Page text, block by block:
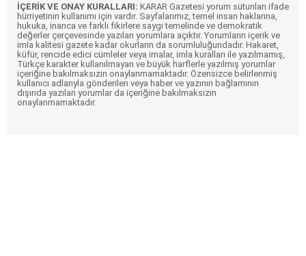
İÇERİK VE ONAY KURALLARI: KARAR Gazetesi yorum sütunları ifade
hürriyetinin kullanımı için vardır. Sayfalarımız, temel insan haklarına,
hukuka, inanca ve farklı fikirlere saygı temelinde ve demokratik
değerler çerçevesinde yazılan yorumlara açıktır. Yorumların içerik ve
imla kalitesi gazete kadar okurların da sorumluluğundadır. Hakaret,
küfür, rencide edici cümleler veya imalar, imla kuralları ile yazılmamış,
Türkçe karakter kullanılmayan ve büyük harflerle yazılmış yorumlar
içeriğine bakılmaksızın onaylanmamaktadır. Özensizce belirlenmiş
kullanıcı adlarıyla gönderilen veya haber ve yazının bağlamının
dışında yazılan yorumlar da içeriğine bakılmaksızın
onaylanmamaktadır.